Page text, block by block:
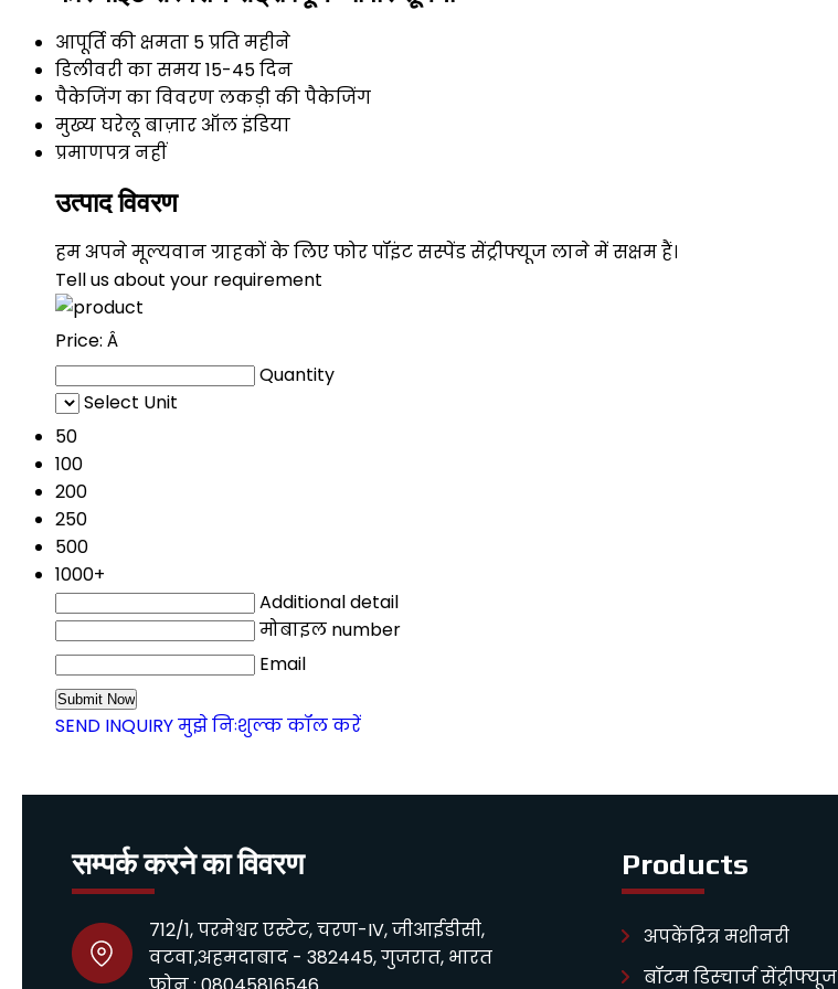
आपूर्ति की क्षमता 5 प्रति महीने
डिलीवरी का समय15-45 दिन
पैकेजिंग का विवरणलकड़ी की पैकेजिंग
मुख्य घरेलू बाज़ार ऑल इंडिया
प्रमाणपत्रनहीं
उत्पाद विवरण
हम अपने मूल्यवान ग्राहकों के लिए फोर पॉइंट सस्पेंड सेंट्रीफ्यूज लाने में सक्षम हैं।
Tell us about your requirement
Price: Â
Quantity
Select Unit
50
100
200
250
500
1000+
Additional detail
मोबाइल number
Email
SEND INQUIRYमुझे निःशुल्क कॉल करें
सम्पर्क करने का विवरण
712/1, परमेश्वर एस्टेट, चरण-IV, जीआईडीसी,
वटवा,अहमदाबाद - 382445, गुजरात, भारत
Products
अपकेंद्रित्र मशीनरी
बॉटम डिस्चार्ज सेंट्रीफ्यूज